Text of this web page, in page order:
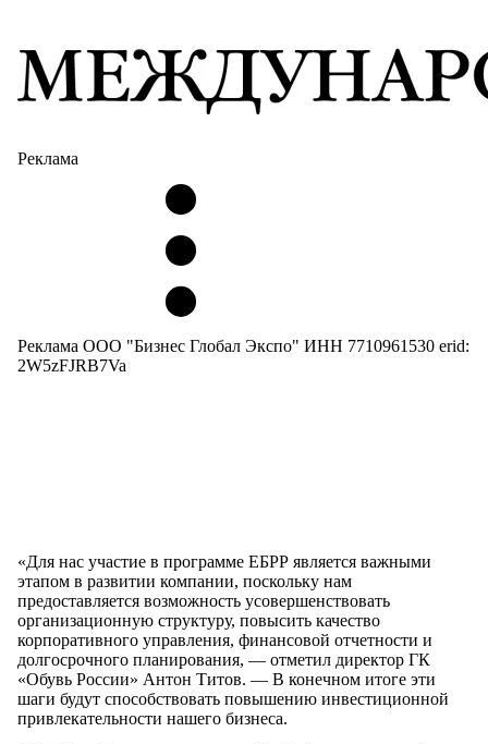
Реклама
Реклама ООО "Бизнес Глобал Экспо" ИНН 7710961530 erid:
2W5zFJRB7Va
«Для нас участие в программе ЕБРР является важными
этапом в развитии компании, поскольку нам
предоставляется возможность усовершенствовать
организационную структуру, повысить качество
корпоративного управления, финансовой отчетности и
долгосрочного планирования, — отметил директор ГК
«Обувь России» Антон Титов. — В конечном итоге эти
шаги будут способствовать повышению инвестиционной
привлекательности нашего бизнеса.